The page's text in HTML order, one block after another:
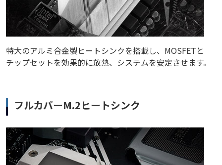
特大のアルミ合金製ヒートシンクを搭載し、MOSFETと
チップセットを効果的に放熱、システムを安定させます。
フルカバーM.2ヒートシンク